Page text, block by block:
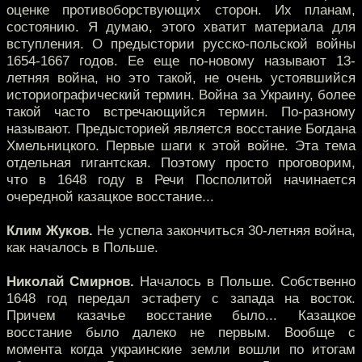
оценке противоборствующих сторон. Их планам,
состоянию. Я думаю, этого хватит материала для
вступления. О предыстории русско-польской войны
1654-1667 годов. Ее еще по-новому называют 13-
летняя война, но это такой, не очень устоявшийся
историографический термин. Война за Украину, более
такой часто встречающийся термин. По-разному
называют. Предысторией является восстание Богдана
Хмельницкого. Первые шаги к этой войне. Эта тема
отдельная гигантская. Поэтому просто проговорим,
что в 1648 году в Речи Посполитой начинается
очередной казацкое восстание...
Клим Жуков. Не успела закончиться 30-летняя война,
как началось в Польше.
Николай Смирнов. Началось в Польше. Собственно
1648 год передал эстафету с запада на восток.
Причем казачье восстание было... Казацкое
восстание было далеко не первым. Вообще с
момента когда украинские земли вошли по итогам